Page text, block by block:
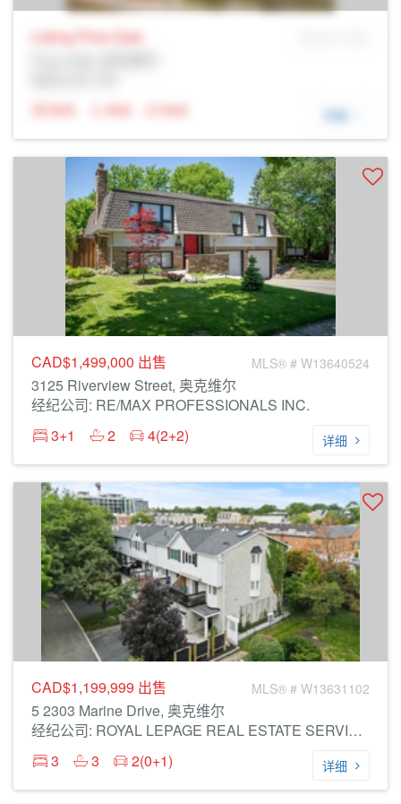
Listing Price Sale
N/A
N/A N/A 详细
CAD$1,499,000 出售 MLS® # W13640524
3125 Riverview Street, 奥克维尔
经纪公司: RE/MAX PROFESSIONALS INC.
3+1
2 4(2+2) 详细
CAD$1,199,999 出售 MLS® # W13631102
5 2303 Marine Drive, 奥克维尔
经纪公司: ROYAL LEPAGE REAL ESTATE SERVICES LTD.
3
3 2(0+1) 详细